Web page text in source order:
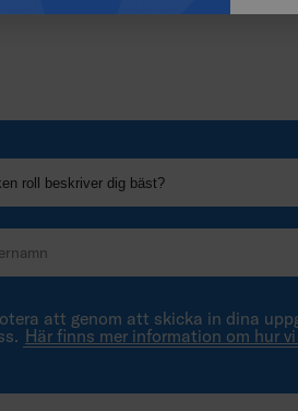
att genom att skicka in dina
Här finns mer information om hur